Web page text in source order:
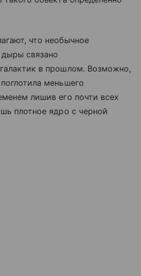
что необычное
связано
в прошлом. Возможно,
меньшего
лишив его почти всех
плотное ядро с черной